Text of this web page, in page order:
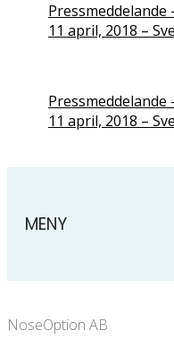
Pressmeddelande
11 april, 2018 –
11 april, 2018 –
MENY
NoseOption AB